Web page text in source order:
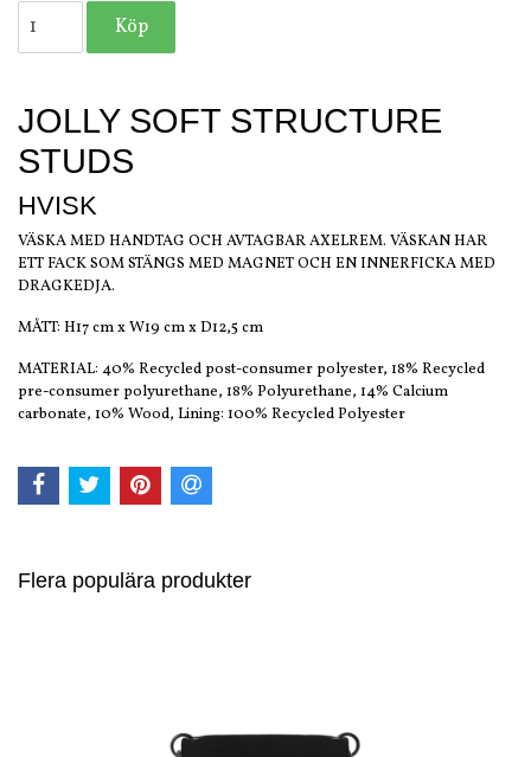
JOLLY SOFT STRUCTURE
STUDS
HVISK
VÄSKA MED HANDTAG OCH AVTAGBAR AXELREM. VÄSKAN HAR
ETT FACK SOM STÄNGS MED MAGNET OCH EN INNERFICKA MED
DRAGKEDJA.
MÅTT: H17 cm x W19 cm x D12,5 cm
MATERIAL: 40% Recycled post-consumer polyester, 18% Recycled
pre-consumer polyurethane, 18% Polyurethane, 14% Calcium
carbonate, 10% Wood, Lining: 100% Recycled Polyester
Flera populära produkter